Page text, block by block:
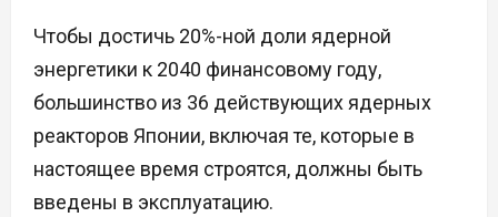
Чтобы достичь 20%-ной доли ядерной
энергетики к 2040 финансовому году,
большинство из 36 действующих ядерных
реакторов Японии, включая те, которые в
настоящее время строятся, должны быть
введены в эксплуатацию.